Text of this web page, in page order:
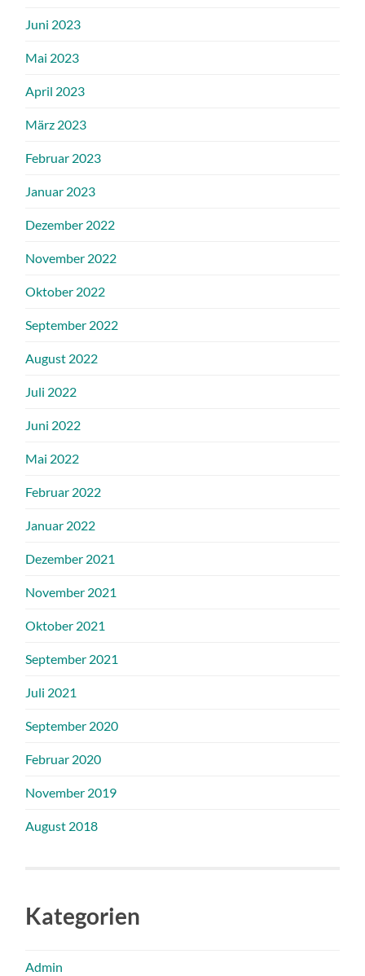
Juni 2023
Mai 2023
April 2023
März 2023
Februar 2023
Januar 2023
Dezember 2022
November 2022
Oktober 2022
September 2022
August 2022
Juli 2022
Juni 2022
Mai 2022
Februar 2022
Januar 2022
Dezember 2021
November 2021
Oktober 2021
September 2021
Juli 2021
September 2020
Februar 2020
November 2019
August 2018
Kategorien
Admin